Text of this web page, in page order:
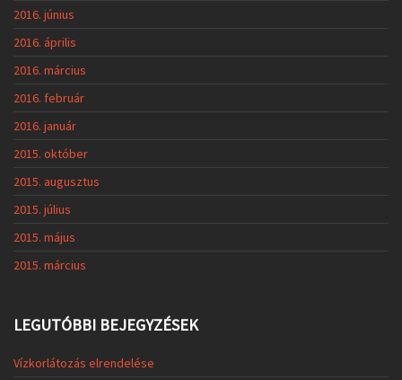
2016. június
2016. április
2016. március
2016. február
2016. január
2015. október
2015. augusztus
2015. július
2015. május
2015. március
LEGUTÓBBI BEJEGYZÉSEK
Vízkorlátozás elrendelése